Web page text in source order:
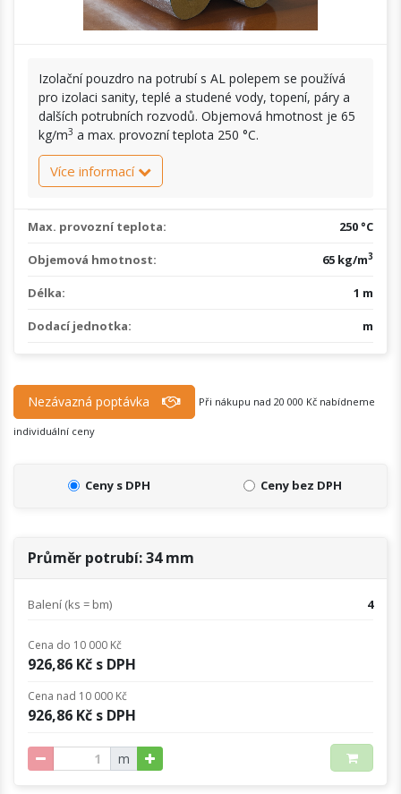
Izolační pouzdro na potrubí s AL polepem se používá
pro izolaci sanity, teplé a studené vody, topení, páry a
dalších potrubních rozvodů. Objemová hmotnost je 65
kg/m3 a max. provozní teplota 250 °C.
Více informací
Max. provozní teplota: 250 °C
Objemová hmotnost: 65 kg/m3
Délka: 1 m
Dodací jednotka: m
Nezávazná poptávka Při nákupu nad 20 000 Kč nabídneme
individuální ceny
Ceny s DPH Ceny bez DPH
Průměr potrubí: 34 mm
Balení (ks = bm) 4
Cena do 10 000 Kč
926,86 Kč s DPH
Cena nad 10 000 Kč
926,86 Kč s DPH
m